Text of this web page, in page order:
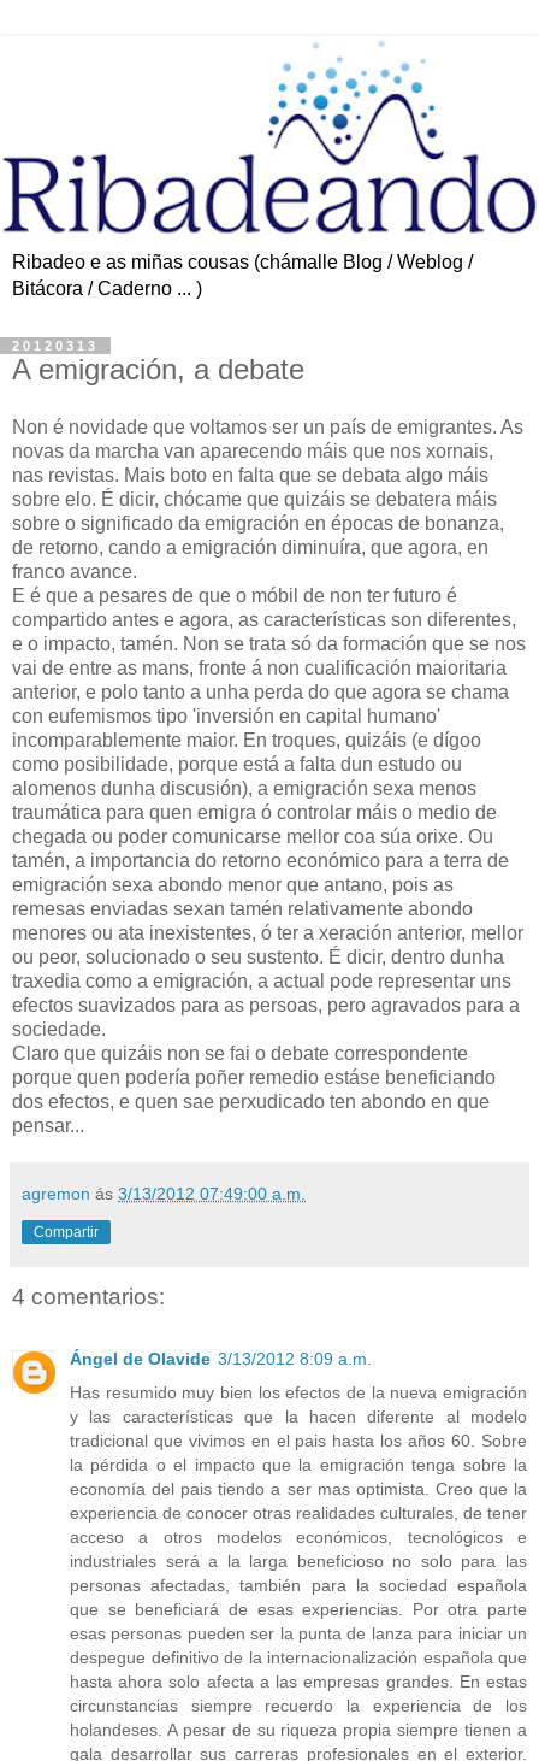
Ribadeo e as miñas cousas (chámalle Blog / Weblog /
Bitácora / Caderno ... )
20120313
A emigración, a debate
Non é novidade que voltamos ser un país de emigrantes. As
novas da marcha van aparecendo máis que nos xornais,
nas revistas. Mais boto en falta que se debata algo máis
sobre elo. É dicir, chócame que quizáis se debatera máis
sobre o significado da emigración en épocas de bonanza,
de retorno, cando a emigración diminuíra, que agora, en
franco avance.
E é que a pesares de que o móbil de non ter futuro é
compartido antes e agora, as características son diferentes,
e o impacto, tamén. Non se trata só da formación que se nos
vai de entre as mans, fronte á non cualificación maioritaria
anterior, e polo tanto a unha perda do que agora se chama
con eufemismos tipo 'inversión en capital humano'
incomparablemente maior. En troques, quizáis (e dígoo
como posibilidade, porque está a falta dun estudo ou
alomenos dunha discusión), a emigración sexa menos
traumática para quen emigra ó controlar máis o medio de
chegada ou poder comunicarse mellor coa súa orixe. Ou
tamén, a importancia do retorno económico para a terra de
emigración sexa abondo menor que antano, pois as
remesas enviadas sexan tamén relativamente abondo
menores ou ata inexistentes, ó ter a xeración anterior, mellor
ou peor, solucionado o seu sustento. É dicir, dentro dunha
traxedia como a emigración, a actual pode representar uns
efectos suavizados para as persoas, pero agravados para a
sociedade.
Claro que quizáis non se fai o debate correspondente
porque quen podería poñer remedio estáse beneficiando
dos efectos, e quen sae perxudicado ten abondo en que
pensar...
agremon ás 3/13/2012 07:49:00 a.m.
Compartir
4 comentarios:
Ángel de Olavide 3/13/2012 8:09 a.m.
Has resumido muy bien los efectos de la nueva emigración
y las características que la hacen diferente al modelo
tradicional que vivimos en el pais hasta los años 60. Sobre
la pérdida o el impacto que la emigración tenga sobre la
economía del pais tiendo a ser mas optimista. Creo que la
experiencia de conocer otras realidades culturales, de tener
acceso a otros modelos económicos, tecnológicos e
industriales será a la larga beneficioso no solo para las
personas afectadas, también para la sociedad española
que se beneficiará de esas experiencias. Por otra parte
esas personas pueden ser la punta de lanza para iniciar un
despegue definitivo de la internacionalización española que
hasta ahora solo afecta a las empresas grandes. En estas
circunstancias siempre recuerdo la experiencia de los
holandeses. A pesar de su riqueza propia siempre tienen a
gala desarrollar sus carreras profesionales en el exterior.